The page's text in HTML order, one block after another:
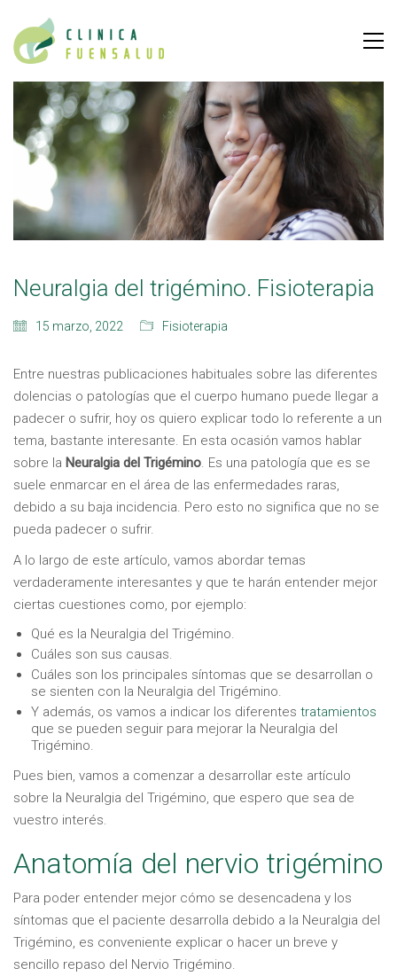
Neuralgia del trigémino. Fisioterapia
15 marzo, 2022 Fisioterapia
Entre nuestras publicaciones habituales sobre las diferentes
dolencias o patologías que el cuerpo humano puede llegar a
padecer o sufrir, hoy os quiero explicar todo lo referente a un
tema, bastante interesante. En esta ocasión vamos hablar
sobre la Neuralgia del Trigémino. Es una patología que es se
suele enmarcar en el área de las enfermedades raras,
debido a su baja incidencia. Pero esto no significa que no se
pueda padecer o sufrir.
A lo largo de este artículo, vamos abordar temas
verdaderamente interesantes y que te harán entender mejor
ciertas cuestiones como, por ejemplo:
Qué es la Neuralgia del Trigémino.
Cuáles son sus causas.
Cuáles son los principales síntomas que se desarrollan o
se sienten con la Neuralgia del Trigémino.
Y además, os vamos a indicar los diferentes tratamientos
que se pueden seguir para mejorar la Neuralgia del
Trigémino.
Pues bien, vamos a comenzar a desarrollar este artículo
sobre la Neuralgia del Trigémino, que espero que sea de
vuestro interés.
Anatomía del nervio trigémino
Para poder entender mejor cómo se desencadena y los
síntomas que el paciente desarrolla debido a la Neuralgia del
Trigémino, es conveniente explicar o hacer un breve y
sencillo repaso del Nervio Trigémino.